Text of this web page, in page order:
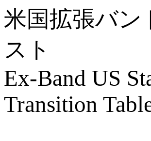
米国拡張バン
スト
Ex-Band US
Transition